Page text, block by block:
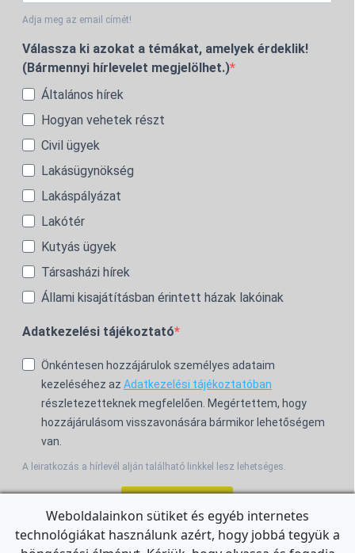
Adja meg az email címét!
Válassza ki azokat a témákat, amelyek érdeklik!
(Bármennyi hírlevelet megjelölhet.)
Általános hírek
Hogyan vehetek részt
Civil ügyek
Lakásügynökség
Lakáspályázat
Lakótér
Kutyás ügyek
Társasházi hírek
Állami kisajátításban érintett házak lakóinak
Adatkezelési tájékoztató
Önkéntesen hozzájárulok személyes adataim
kezeléséhez az Adatkezelési tájékoztatóban
részletezetteknek megfelelően. Megértettem, hogy
hozzájárulásom visszavonására bármikor lehetőségem
van.
A leiratkozás a hírlevél alján található linkkel lesz lehetséges.
For the English Newsletter, clickHERE.
Weboldalainkon sütiket és egyéb internetes
technológiákat használunk azért, hogy jobbá tegyük a